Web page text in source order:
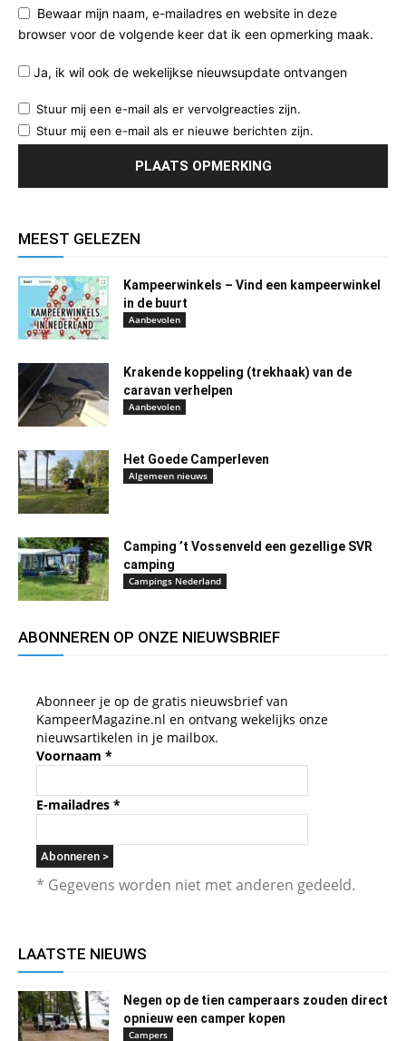
Bewaar mijn naam, e-mailadres en website in deze
browser voor de volgende keer dat ik een opmerking maak.
Ja, ik wil ook de wekelijkse nieuwsupdate ontvangen
Stuur mij een e-mail als er vervolgreacties zijn.
Stuur mij een e-mail als er nieuwe berichten zijn.
MEEST GELEZEN
Kampeerwinkels – Vind een kampeerwinkel
in de buurt
Aanbevolen
Krakende koppeling (trekhaak) van de
caravan verhelpen
Aanbevolen
Het Goede Camperleven
Algemeen nieuws
Camping ’t Vossenveld een gezellige SVR
camping
Campings Nederland
ABONNEREN OP ONZE NIEUWSBRIEF
Abonneer je op de gratis nieuwsbrief van
KampeerMagazine.nl en ontvang wekelijks onze
nieuwsartikelen in je mailbox.
Voornaam *
E-mailadres *
* Gegevens worden niet met anderen gedeeld.
LAATSTE NIEUWS
Negen op de tien camperaars zouden direct
opnieuw een camper kopen
Campers